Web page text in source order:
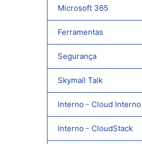
Microsoft 365
Ferramentas
Segurança
Skymail Talk
Interno - Cloud Interno
Interno - CloudStack